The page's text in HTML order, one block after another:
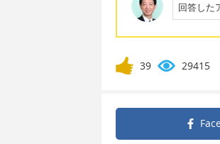
回答した
39 29415